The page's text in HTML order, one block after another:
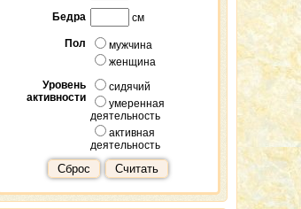
Бедра см
Пол
мужчина
женщина
Уровень
активности
сидячий
умеренная
деятельность
активная
деятельность
Сброс Считать